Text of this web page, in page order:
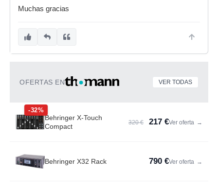
Muchas gracias
OFERTAS EN VER TODAS
-32%
Behringer X-Touch
Compact
320 € 217 €Ver oferta →
Behringer X32 Rack 790 €Ver oferta →